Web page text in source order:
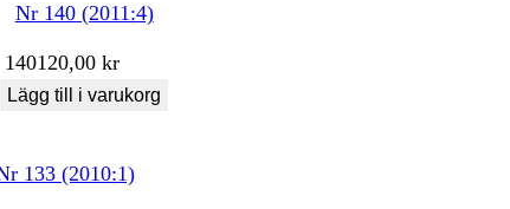
Nr 140 (2011:4)
140120,00kr
Lägg till i varukorg